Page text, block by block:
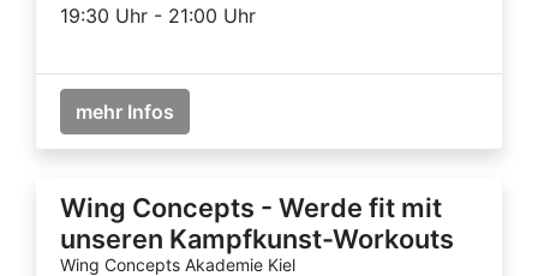
19:30 Uhr - 21:00 Uhr
mehr Infos
Wing Concepts - Werde fit mit
unseren Kampfkunst-Workouts
Wing Concepts Akademie Kiel